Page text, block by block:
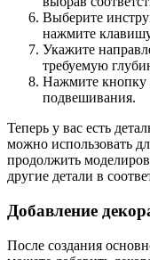
Выберите
нажмите
Укажите
требуемую
Нажмите кнопку
подвешивания.
Теперь у вас есть
можно использовать
продолжить
другие детали в
Добавление
После создания